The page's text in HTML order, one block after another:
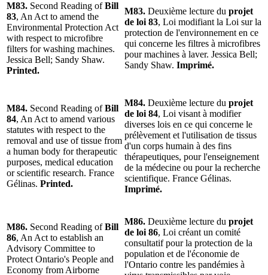
M83. Second Reading ofBill
83, An Act to amend the
Environmental Protection Act
with respect to microfibre
filters for washing machines.
Jessica Bell; Sandy Shaw.
Printed.
M83. Deuxième lecture du projet
de loi 83, Loi modifiant la Loi sur la
protection de l'environnement en ce
qui concerne les filtres à microfibres
pour machines à laver. Jessica Bell;
Sandy Shaw. Imprimé.
M84. Second Reading ofBill
84, An Act to amend various
statutes with respect to the
removal and use of tissue from
a human body for therapeutic
purposes, medical education
or scientific research. France
Gélinas. Printed.
M84. Deuxième lecture du projet
de loi 84, Loi visant à modifier
diverses lois en ce qui concerne le
prélèvement et l'utilisation de tissus
d'un corps humain à des fins
thérapeutiques, pour l'enseignement
de la médecine ou pour la recherche
scientifique. France Gélinas.
Imprimé.
M86. Second Reading ofBill
86, An Act to establish an
Advisory Committee to
Protect Ontario's People and
Economy from Airborne
M86. Deuxième lecture du projet
de loi 86, Loi créant un comité
consultatif pour la protection de la
population et de l'économie de
l'Ontario contre les pandémies à